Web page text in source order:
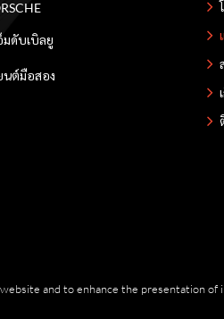
มดับเบิลยู
นต์มือสอง
and to enhance the presentation